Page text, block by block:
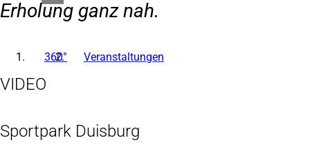
Erholung ganz nah.
360° Veranstaltungen
VIDEO
Sportpark Duisburg